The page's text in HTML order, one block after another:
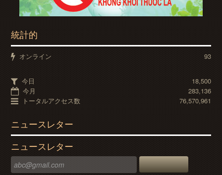
統計的
オンライン 93
今日
18,500
今月
283,136
トータルアクセス数
76,570,961
ニュースレター
ニュースレター